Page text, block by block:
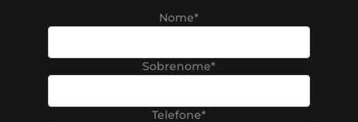
Nome*
Sobrenome*
Telefone*